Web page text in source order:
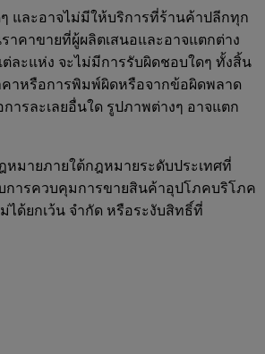
และอาจไม่มีให้บริการที่ร้านค้าปลีกทุก
าคาขายที่ผู้ผลิตเสนอและอาจแตกต่าง
ละแห่ง จะไม่มีการรับผิดชอบใดๆ ทั้งสิ้น
าหรือการพิมพ์ผิดหรือจากข้อผิดพลาด
ารละเลยอื่นใด รูปภาพต่างๆ อาจแตก
มายภายใต้กฎหมายระดับประเทศที่
การควบคุมการขายสินค้าอุปโภคบริโภค
ได้ยกเว้น จำกัด หรือระงับสิทธิ์ที่